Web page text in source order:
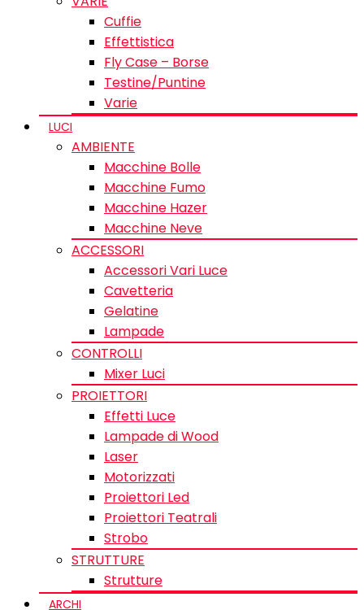
Cuffie
Effettistica
Fly Case – Borse
Testine/Puntine
Varie
LUCI
AMBIENTE
Macchine Bolle
Macchine Fumo
Macchine Hazer
Macchine Neve
ACCESSORI
Accessori Vari Luce
Cavetteria
Gelatine
Lampade
CONTROLLI
Mixer Luci
PROIETTORI
Effetti Luce
Lampade di Wood
Laser
Motorizzati
Proiettori Led
Proiettori Teatrali
Strobo
STRUTTURE
Strutture
ARCHI